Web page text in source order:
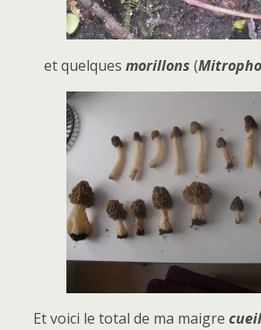
et quelques morillons (
Et voici le total de ma maigre